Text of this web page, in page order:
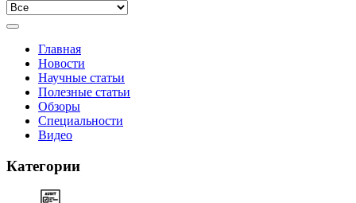
Главная
Новости
Научные статьи
Полезные статьи
Обзоры
Специальности
Видео
Категории